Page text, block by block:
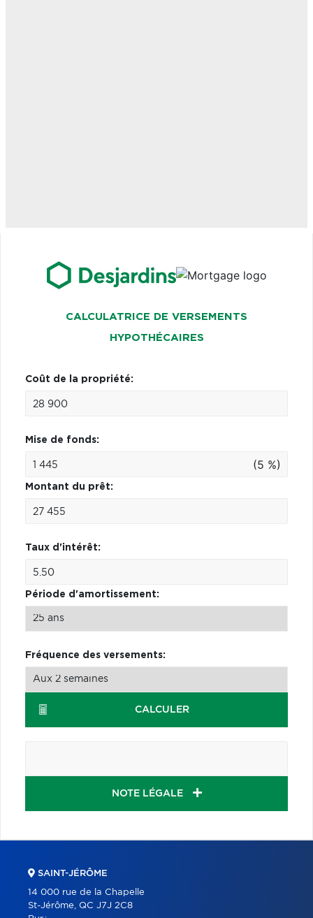
CALCULATRICE DE VERSEMENTS
HYPOTHÉCAIRES
Coût de la propriété:
Mise de fonds:
(5 %)
Montant du prêt:
Taux d'intérêt:
Période d'amortissement:
Fréquence des versements:
CALCULER
NOTE LÉGALE
SAINT-JÉRÔME
14 000 rue de la Chapelle
St-Jérôme, QC J7J 2C8